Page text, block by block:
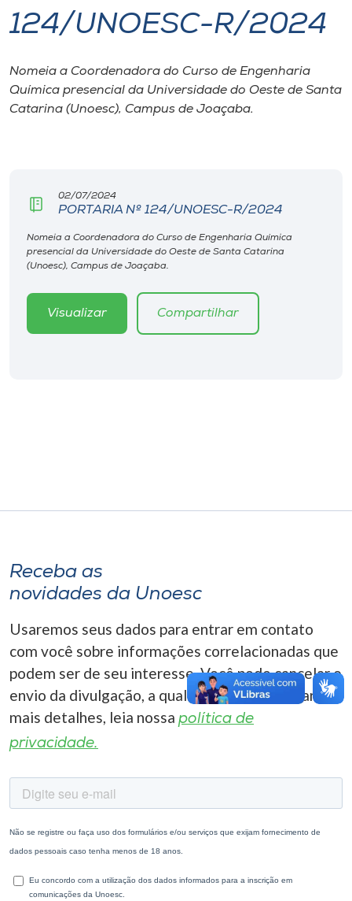
I.nova
Diplomados
Editora
Rádio
o idioma
A-
124/UNOESC-R/2024
Nomeia a Coordenadora do Curso de Engenharia
Química presencial da Universidade do Oeste de Santa
Catarina (Unoesc), Campus de Joaçaba.
02/07/2024
PORTARIA Nº 124/UNOESC-R/2024
Nomeia a Coordenadora do Curso de Engenharia Química
presencial da Universidade do Oeste de Santa Catarina
(Unoesc), Campus de Joaçaba.
Visualizar Compartilhar
Receba as
novidades da Unoesc
Usaremos seus dados para entrar em contato
com você sobre informações correlacionadas que
podem ser de seu interesse. Você pode cancelar o
envio da divulgação, a qualquer momento. Para
mais detalhes, leia nossa política de
privacidade.